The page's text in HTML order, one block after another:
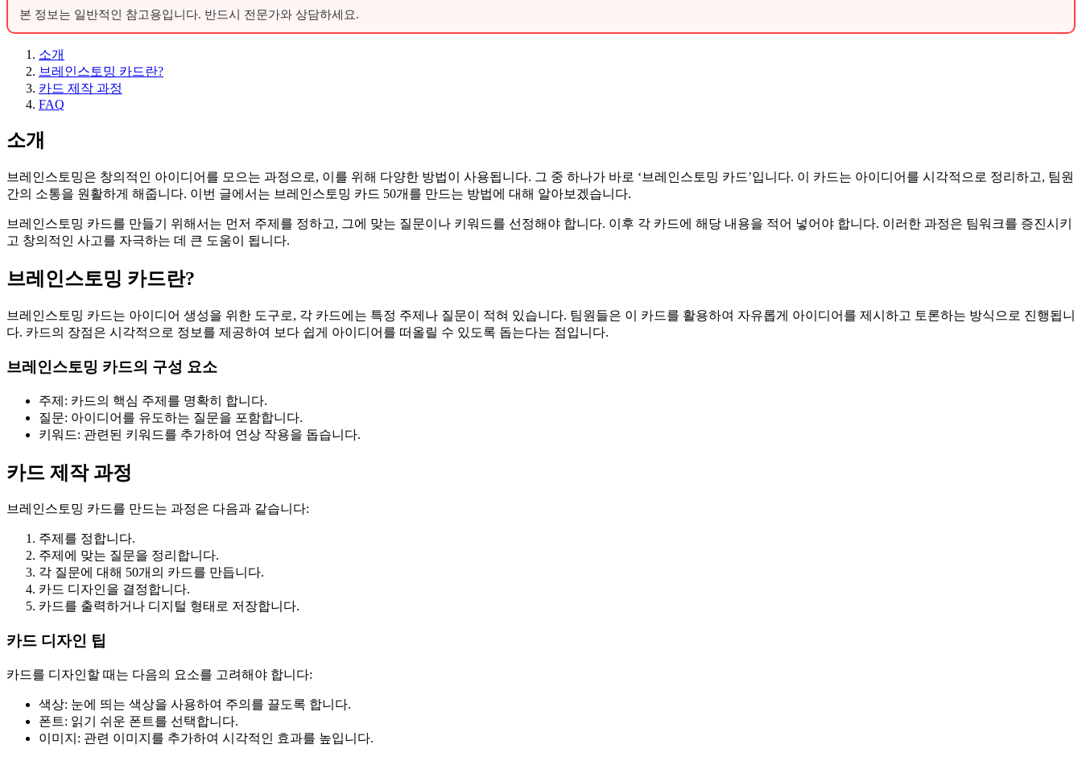
본 정보는 일반적인 참고용입니다. 반드시 전문가와 상담하세요.
소개
브레인스토밍 카드란?
카드 제작 과정
FAQ
소개
브레인스토밍은 창의적인 아이디어를 모으는 과정으로, 이를 위해 다양한 방법이 사용됩니다. 그 중 하나가 바로 ‘브레인스토밍 카드’입니다. 이 카드는 아이디어를 시각적으로 정리하고, 팀원
간의 소통을 원활하게 해줍니다. 이번 글에서는 브레인스토밍 카드 50개를 만드는 방법에 대해 알아보겠습니다.
브레인스토밍 카드를 만들기 위해서는 먼저 주제를 정하고, 그에 맞는 질문이나 키워드를 선정해야 합니다. 이후 각 카드에 해당 내용을 적어 넣어야 합니다. 이러한 과정은 팀워크를 증진시키
고 창의적인 사고를 자극하는 데 큰 도움이 됩니다.
브레인스토밍 카드란?
브레인스토밍 카드는 아이디어 생성을 위한 도구로, 각 카드에는 특정 주제나 질문이 적혀 있습니다. 팀원들은 이 카드를 활용하여 자유롭게 아이디어를 제시하고 토론하는 방식으로 진행됩니
다. 카드의 장점은 시각적으로 정보를 제공하여 보다 쉽게 아이디어를 떠올릴 수 있도록 돕는다는 점입니다.
브레인스토밍 카드의 구성 요소
주제: 카드의 핵심 주제를 명확히 합니다.
질문: 아이디어를 유도하는 질문을 포함합니다.
키워드: 관련된 키워드를 추가하여 연상 작용을 돕습니다.
카드 제작 과정
브레인스토밍 카드를 만드는 과정은 다음과 같습니다:
주제를 정합니다.
주제에 맞는 질문을 정리합니다.
각 질문에 대해 50개의 카드를 만듭니다.
카드 디자인을 결정합니다.
카드를 출력하거나 디지털 형태로 저장합니다.
카드 디자인 팁
카드를 디자인할 때는 다음의 요소를 고려해야 합니다:
색상: 눈에 띄는 색상을 사용하여 주의를 끌도록 합니다.
폰트: 읽기 쉬운 폰트를 선택합니다.
이미지: 관련 이미지를 추가하여 시각적인 효과를 높입니다.